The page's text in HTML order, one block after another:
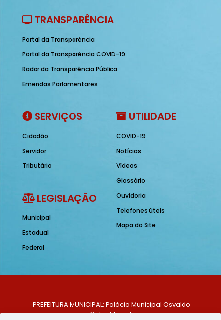
TRANSPARÊNCIA
Portal da Transparência
Portal da Transparência COVID-19
Radar da Transparência Pública
Emendas Parlamentares
SERVIÇOS
Cidadão
Servidor
Tributário
LEGISLAÇÃO
Municipal
Estadual
Federal
UTILIDADE
COVID-19
Notícias
Vídeos
Glossário
Ouvidoria
Telefones úteis
Mapa do Site
PREFEITURA MUNICIPAL: Palácio Municipal Osvaldo
Celso Maciel